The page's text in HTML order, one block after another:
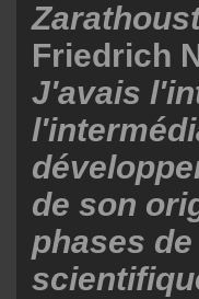
Friedrich
J'avais
de son
phases